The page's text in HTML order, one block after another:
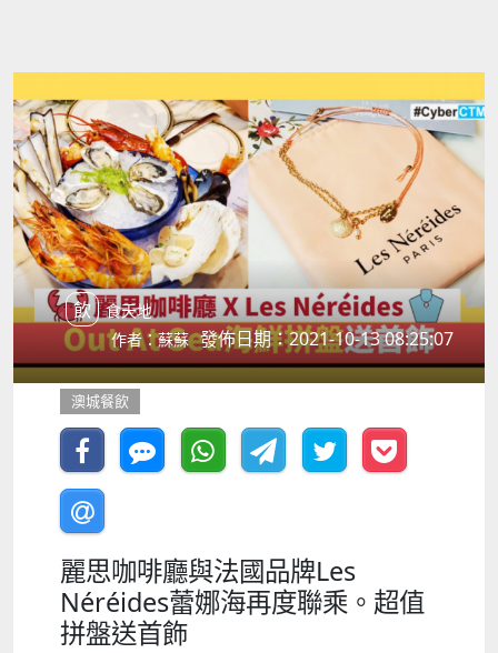
飲食天地
作者：蘇蘇 發佈日期：2021-10-13 08:25:07
澳城餐飲
麗思咖啡廳與法國品牌Les
Néréides蕾娜海再度聯乘。超值
拼盤送首飾